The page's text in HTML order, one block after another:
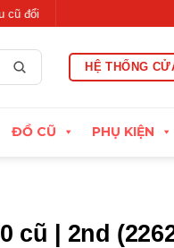
định giá cao Hỗ
HỆ THỐNG
ĐỒ CŨ PHỤ KIỆN
cũ | 2nd